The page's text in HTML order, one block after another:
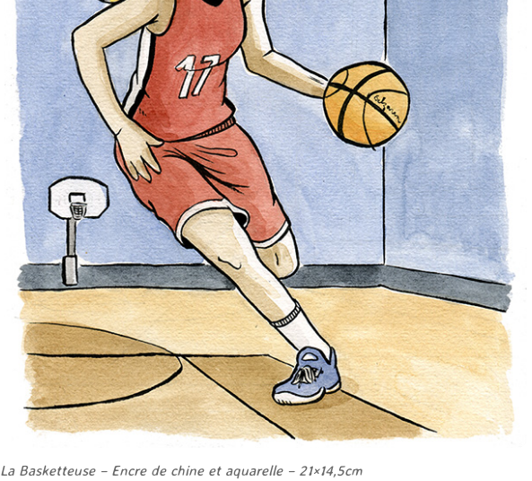
La Basketteuse – Encre de chine et aquarelle – 21×14,5cm